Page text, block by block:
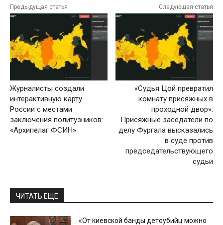
Предыдущая статья
Журналисты создали
интерактивную карту
России с местами
заключения политузников:
«Архипелаг ФСИН»
Следующая статья
«Судья Цой превратил
комнату присяжных в
проходной двор».
Присяжные заседатели по
делу Фургала высказались
в суде против
председательствующего
судьи
ЧИТАТЬ ЕЩЕ
«От киевской банды детоубийц можно